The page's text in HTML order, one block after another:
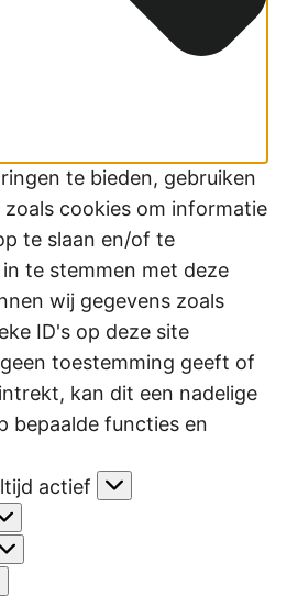
te bieden, gebruiken
cookies om informatie
te slaan en/of te
te stemmen met deze
wij gegevens zoals
ID's op deze site
toestemming geeft of
kan dit een nadelige
bepaalde functies en
actief